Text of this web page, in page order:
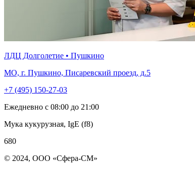
ЛДЦ Долголетие • Пушкино
МО, г. Пушкино, Писаревский проезд, д.5
+7 (495) 150-27-03
Ежедневно с 08:00 до 21:00
Мука кукурузная, IgE (f8)
680
© 2024, ООО «Сфера-СМ»